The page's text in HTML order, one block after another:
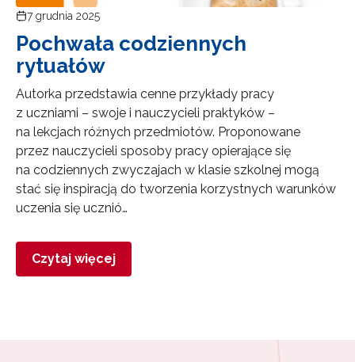
7 grudnia 2025
Pochwała codziennych
rytuałów
Autorka przedstawia cenne przykłady pracy
z uczniami – swoje i nauczycieli praktyków –
na lekcjach różnych przedmiotów. Proponowane
przez nauczycieli sposoby pracy opierające się
na codziennych zwyczajach w klasie szkolnej mogą
stać się inspiracją do tworzenia korzystnych warunków
uczenia się ucznió…
Czytaj więcej